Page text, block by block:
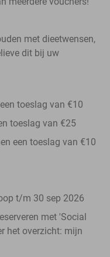
met dieetwensen,
dit bij uw
toeslag van €10
toeslag van €25
een toeslag van €10
t/m 30 sep 2026
met 'Social
het overzicht: mijn